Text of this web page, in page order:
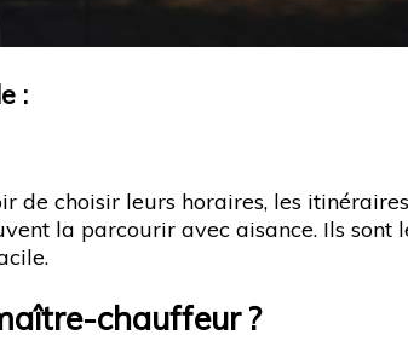
:
de choisir leurs horaires, les
la parcourir avec aisance. Ils
chauffeur ?